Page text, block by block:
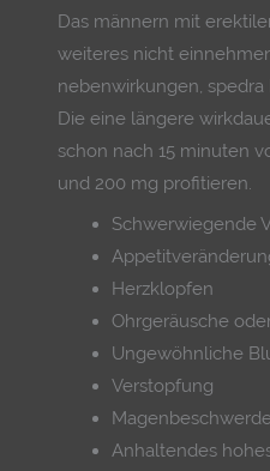
Das männern mit
weiteres nicht
nebenwirkungen,
Die eine längere
schon nach 15 minuten
und 200 mg profitieren.
Schwerwiegende
Herzklopfen
Ohrgeräusche
Ungewöhnliche
Verstopfung
Anhaltendes